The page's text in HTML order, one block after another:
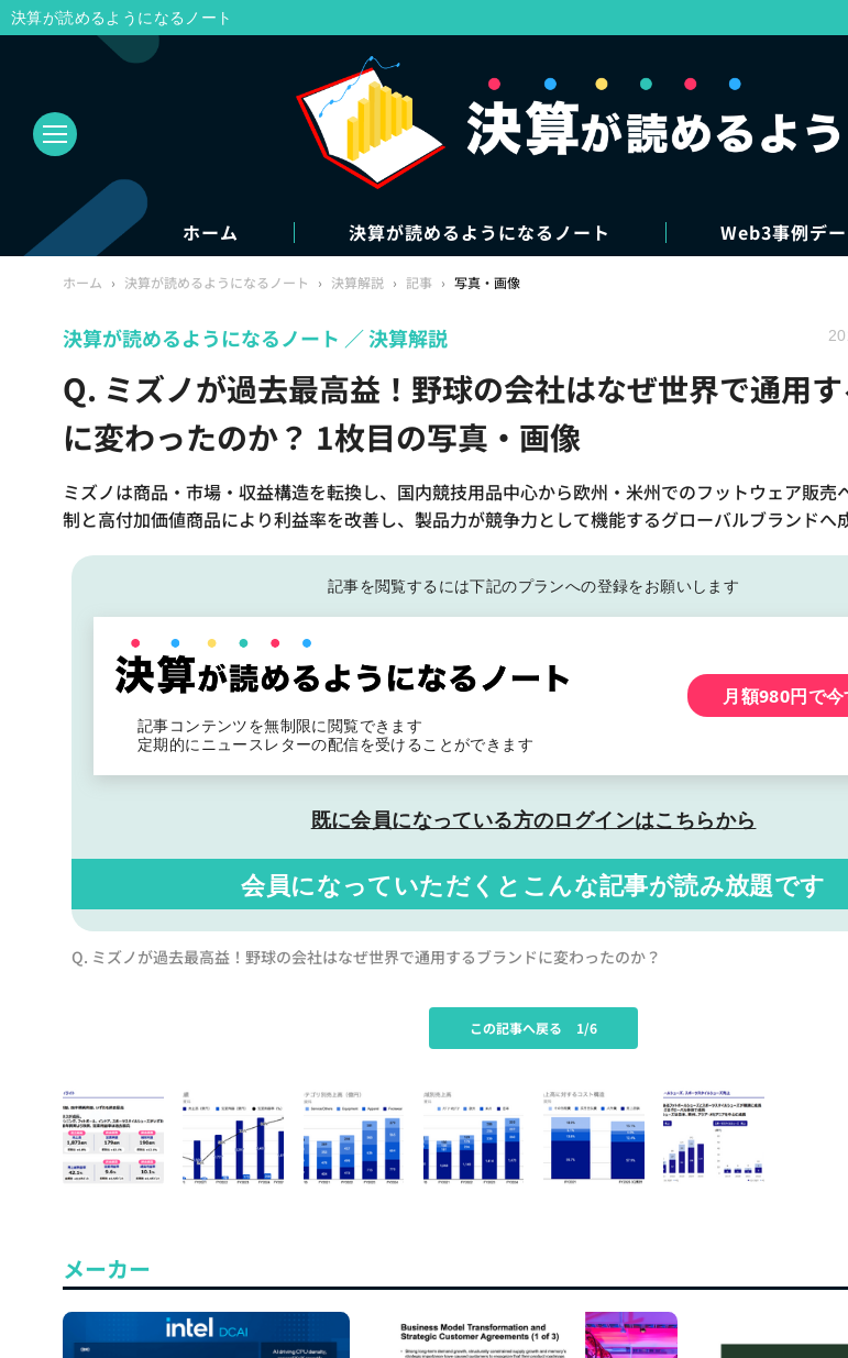
ホーム 決算が読めるようになるノート Web3事例デ
ホーム › 決算が読めるようになるノート › 決算解説 › 記事 › 写真・画像
Q. ミズノが過去最高益！野球の会社はなぜ世界で通用
に変わったのか？ 1枚目の写真・画像
ミズノは商品・市場・収益構造を転換し、国内競技用品中心から欧州・米州でのフットウェア販売
制と高付加価値商品により利益率を改善し、製品力が競争力として機能するグローバルブランドへ
決算が読めるようになるノート 決算解説
記事を閲覧するには下記のプランへの登録をお願いします
記事コンテンツを無制限に閲覧できます
定期的にニュースレターの配信を受けることができます
月額980円で
既に会員になっている方のログインはこちらから
会員になっていただくと こんな記事が読み放題です
Q. ミズノが過去最高益！野球の会社はなぜ世界で通用するブランドに変わったのか？
この記事へ戻る 1/6
メーカー
決算が読めるようになるノート